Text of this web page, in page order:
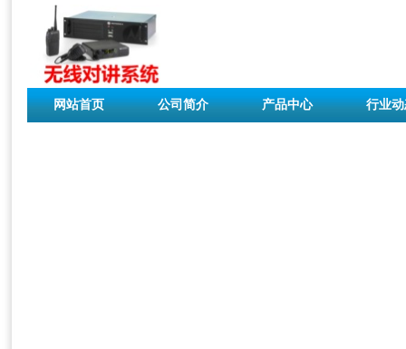
网站首页 公司简介 产品中心 行业